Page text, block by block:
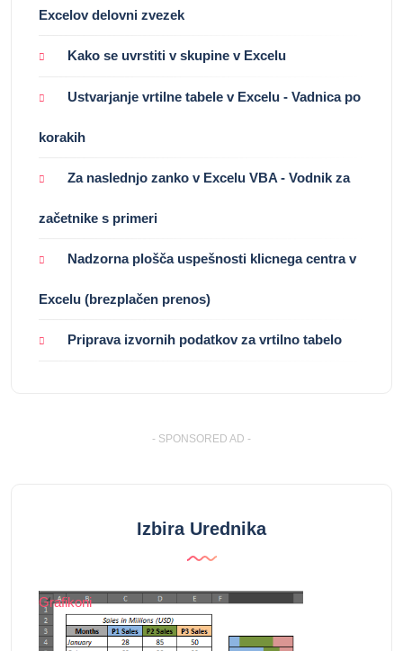
Excelov delovni zvezek
Kako se uvrstiti v skupine v Excelu
Ustvarjanje vrtilne tabele v Excelu - Vadnica po
korakih
Za naslednjo zanko v Excelu VBA - Vodnik za
začetnike s primeri
Nadzorna plošča uspešnosti klicnega centra v
Excelu (brezplačen prenos)
Priprava izvornih podatkov za vrtilno tabelo
- SPONSORED AD -
Izbira Urednika
Grafikoni